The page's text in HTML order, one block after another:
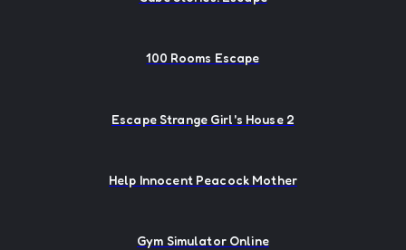
100 Rooms Escape
Escape Strange Girl's House 2
Help Innocent Peacock Mother
Gym Simulator Online